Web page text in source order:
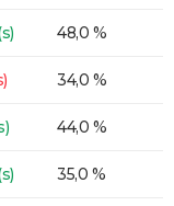
48,0 %
34,0 %
44,0 %
35,0 %